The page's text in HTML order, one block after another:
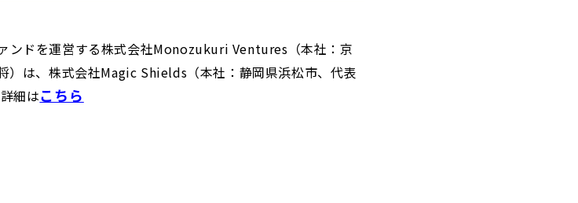
ンドを運営する株式会社Monozukuri Ventures（本社：京
）は、株式会社Magic Shields（本社：静岡県浜松市、代表
細はこちら